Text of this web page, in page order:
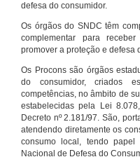
defesa do consumidor.
Os órgãos do SNDC têm
complementar para
promover a proteção e defesa
Os Procons são órgãos
do consumidor, criados
competências, no âmbito de
estabelecidas pela Lei
Decreto nº 2.181/97. São,
atendendo diretamente os
consumo local, tendo papel
Nacional de Defesa do